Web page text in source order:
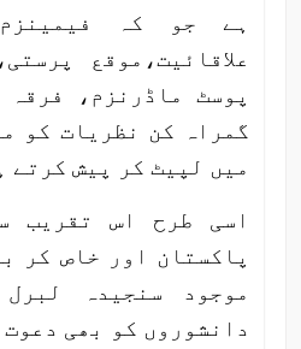
ہے جو کہ
علاقائیت،موقع
پوسٹ ماڈرنزم،
گمراہ کن نظریات کو
میں لپیٹ کر پیش کرتے
اسی طرح اس تقریب
پاکستان اور خاص کر
موجود سنجیدہ
دانشوروں کو بھی